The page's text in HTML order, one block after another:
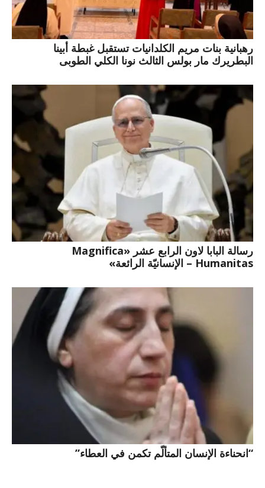
رهبانية بنات مريم الكلدانيات تستقبل غبطة أبينا
البطريرك مار بولس الثالث نونا الكلي الطوبى
رسالة البابا لاون الرابع عشر «Magnifica
Humanitas – الإنسانيّة الرائعة»
“انحناءة الإنسان المتألّم تكمن في العطاء”